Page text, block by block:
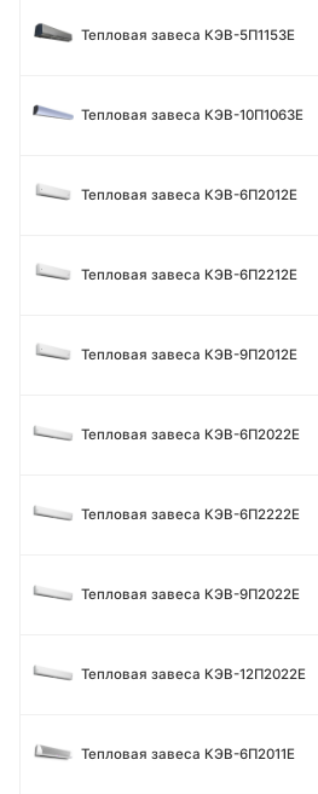
Тепловая завеса КЭВ-5П1153E
Тепловая завеса КЭВ-10П1063E
Тепловая завеса КЭВ-6П2012Е
Тепловая завеса КЭВ-6П2212Е
Тепловая завеса КЭВ-9П2012Е
Тепловая завеса КЭВ-6П2022Е
Тепловая завеса КЭВ-6П2222Е
Тепловая завеса КЭВ-9П2022Е
Тепловая завеса КЭВ-12П2022Е
Тепловая завеса КЭВ-6П2011E